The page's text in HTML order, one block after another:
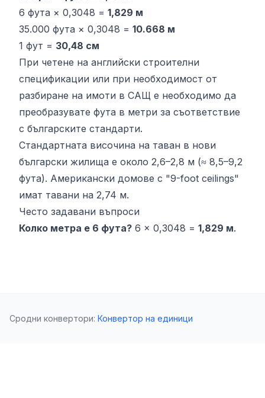
6 фута × 0,3048 = 1,829 м
35.000 фута × 0,3048 = 10.668 м
1 фут = 30,48 см
При четене на английски строителни
спецификации или при необходимост от
разбиране на имоти в САЩ е необходимо да
преобразувате фута в метри за съответствие
с българските стандарти.
Стандартната височина на таван в нови
български жилища е около 2,6–2,8 м (≈ 8,5–9,2
фута). Американски домове с "9-foot ceilings"
имат тавани на 2,74 м.
Често задавани въпроси
Колко метра е 6 фута? 6 × 0,3048 = 1,829 м.
Сродни конвертори: Конвертор на единици